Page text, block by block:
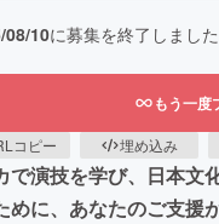
08/10に募集を終了しました
もう一度
コピー 埋め込み
演技を学び、日本
に、あなたのご支援